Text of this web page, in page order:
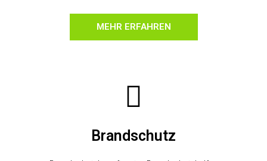
MEHR ERFAHREN
Brandschutz